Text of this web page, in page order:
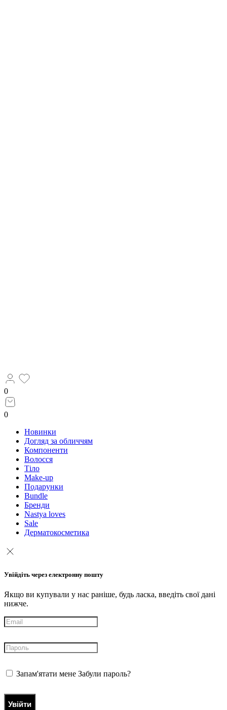
0
0
Новинки
Догляд за обличчям
Компоненти
Волосся
Тіло
Make-up
Подарунки
Bundle
Бренди
Nastya loves
Sale
Дерматокосметика
Увійдіть через електронну пошту
Якщо ви купували у нас раніше, будь ласка, введіть свої дані
нижче.
Запам'ятати мене Забули пароль?
Увійти